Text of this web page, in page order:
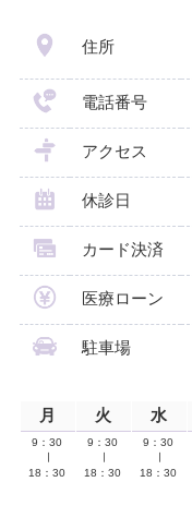
住所
電話番号
アクセス
休診日
カード決済
医療ローン
駐車場
月 火 水
9：30
18：30
9：30
18：30
9：30
18：30